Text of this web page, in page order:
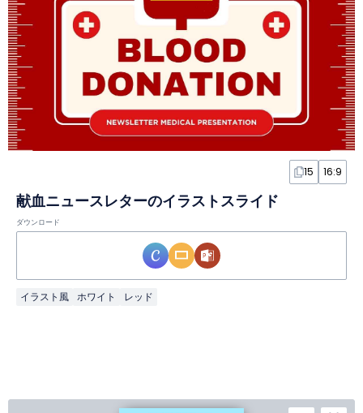
15 16:9
献血ニュースレターのイラストスライド
ダウンロード
イラスト風 ホワイト レッド